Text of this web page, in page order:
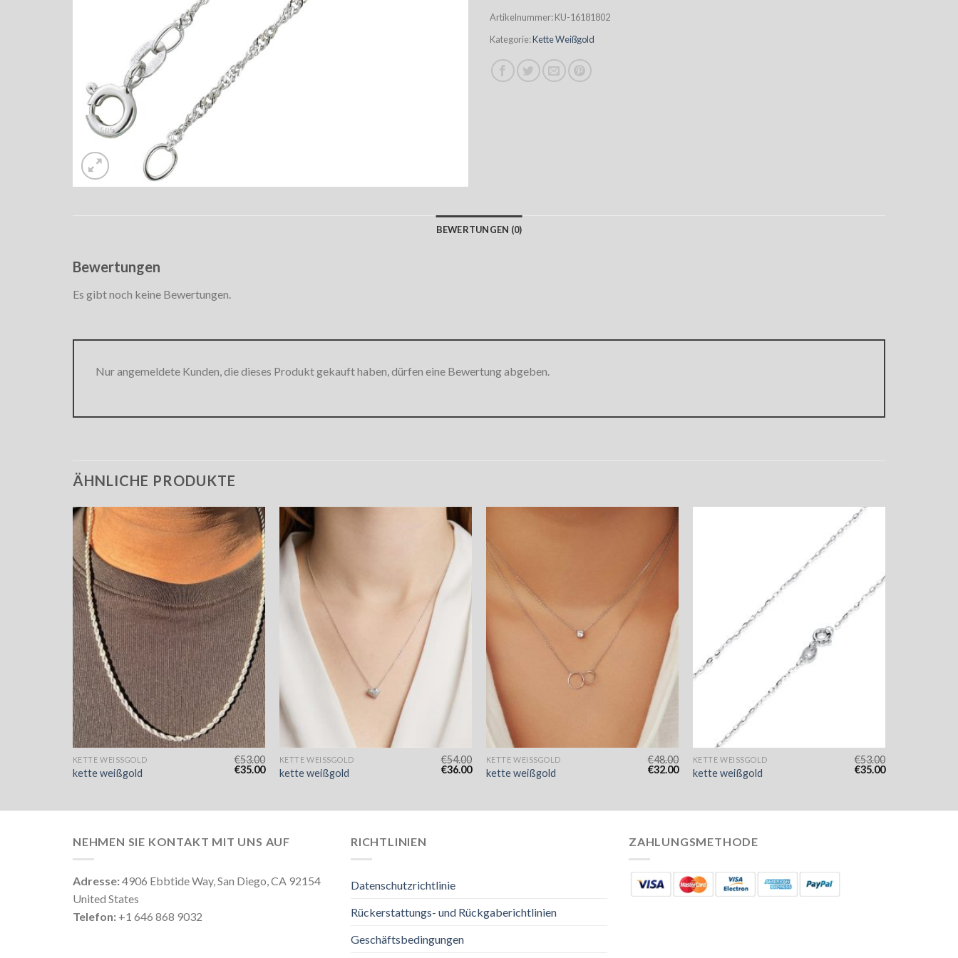
Artikelnummer:KU-16181802
Kategorie:Kette Weißgold
BEWERTUNGEN (0)
Bewertungen
Es gibt noch keine Bewertungen.
Nur angemeldete Kunden, die dieses Produkt gekauft haben, dürfen eine Bewertung abgeben.
ÄHNLICHE PRODUKTE
KETTE WEISSGOLD
kette weißgold
€53.00
€35.00
KETTE WEISSGOLD
kette weißgold
€54.00
€36.00
KETTE WEISSGOLD
kette weißgold
€48.00
€32.00
KETTE WEISSGOLD
kette weißgold
€53.00
€35.00
NEHMEN SIE KONTAKT MIT UNS AUF
Adresse:4906 Ebbtide Way, San Diego, CA 92154
United States
Telefon: +1 646 868 9032
RICHTLINIEN
Datenschutzrichtlinie
Rückerstattungs- und Rückgaberichtlinien
Geschäftsbedingungen
ZAHLUNGSMETHODE